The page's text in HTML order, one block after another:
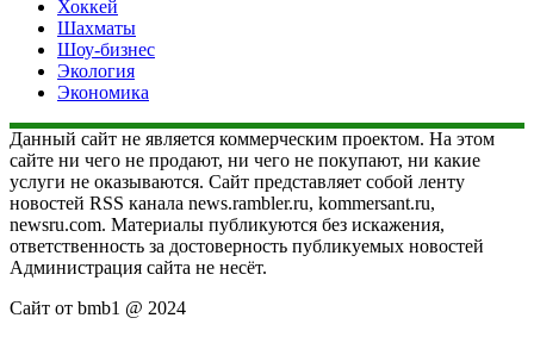
Хоккей
Шахматы
Шоу-бизнес
Экология
Экономика
Данный сайт не является коммерческим проектом. На этом
сайте ни чего не продают, ни чего не покупают, ни какие
услуги не оказываются. Сайт представляет собой ленту
новостей RSS канала news.rambler.ru, kommersant.ru,
newsru.com. Материалы публикуются без искажения,
ответственность за достоверность публикуемых новостей
Администрация сайта не несёт.
Сайт от bmb1 @ 2024